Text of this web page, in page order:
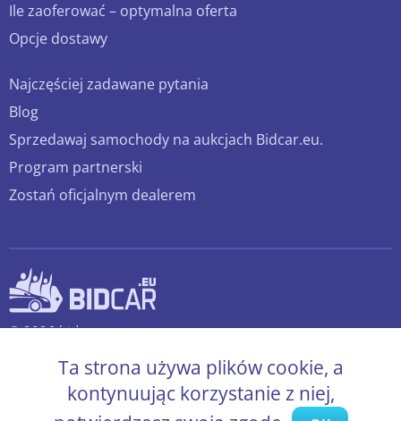
Ile zaoferować – optymalna oferta
Opcje dostawy
Najczęściej zadawane pytania
Blog
Sprzedawaj samochody na aukcjach Bidcar.eu.
Program partnerski
Zostań oficjalnym dealerem
© 2026 bidcar.eu
Ta strona używa plików cookie, a
kontynuując korzystanie z niej,